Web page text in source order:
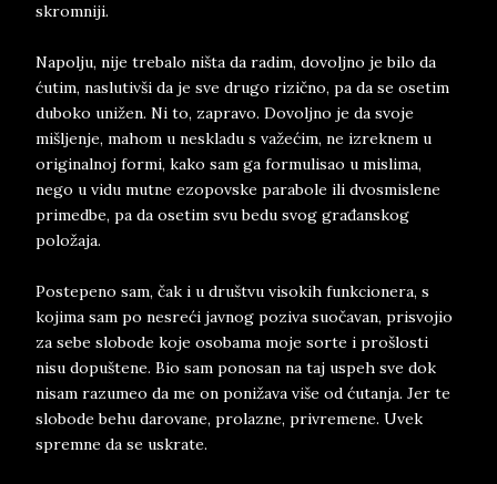
skromniji.
Napolju, nije trebalo ništa da radim, dovoljno je bilo da
ćutim, naslutivši da je sve drugo rizično, pa da se osetim
duboko unižen. Ni to, zapravo. Dovoljno je da svoje
mišljenje, mahom u neskladu s važećim, ne izreknem u
originalnoj formi, kako sam ga formulisao u mislima,
nego u vidu mutne ezopovske parabole ili dvosmislene
primedbe, pa da osetim svu bedu svog građanskog
položaja.
Postepeno sam, čak i u društvu visokih funkcionera, s
kojima sam po nesreći javnog poziva suočavan, prisvojio
za sebe slobode koje osobama moje sorte i prošlosti
nisu dopuštene. Bio sam ponosan na taj uspeh sve dok
nisam razumeo da me on ponižava više od ćutanja. Jer te
slobode behu darovane, prolazne, privremene. Uvek
spremne da se uskrate.